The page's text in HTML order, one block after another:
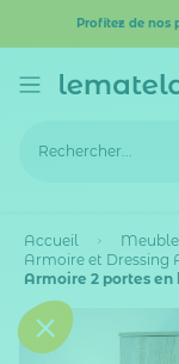
Profitez de nos
Accueil
Armoire et Dressing
Armoire 2 portes en